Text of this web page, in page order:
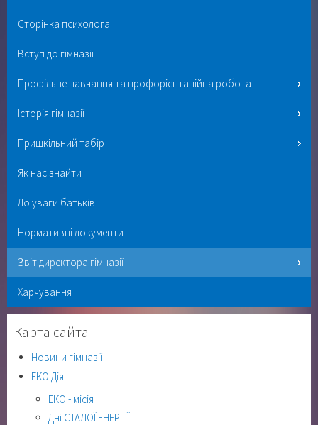
Сторінка психолога
Вступ до гімназії
Профільне навчання та профорієнтаційна робота
Історія гімназії
Пришкільний табір
Як нас знайти
До уваги батьків
Нормативні документи
Звіт директора гімназії
Харчування
Карта сайта
Новини гімназії
ЕКО Дія
ЕКО - місія
Дні СТАЛОЇ ЕНЕРГІЇ